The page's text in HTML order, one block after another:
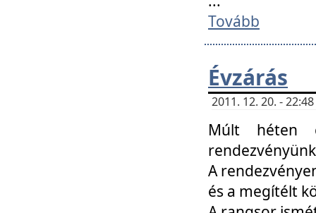
Tovább
Évzárás
2011. 12. 20. -
Múlt héten
A
és a megítélt